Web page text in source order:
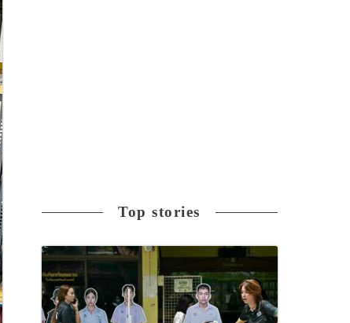
Top stories